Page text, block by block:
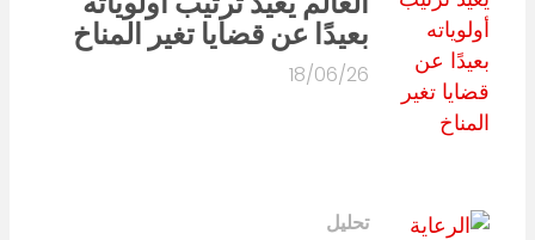
بعيدًا عن قضايا تغير المناخ
18/06/26
تحليل